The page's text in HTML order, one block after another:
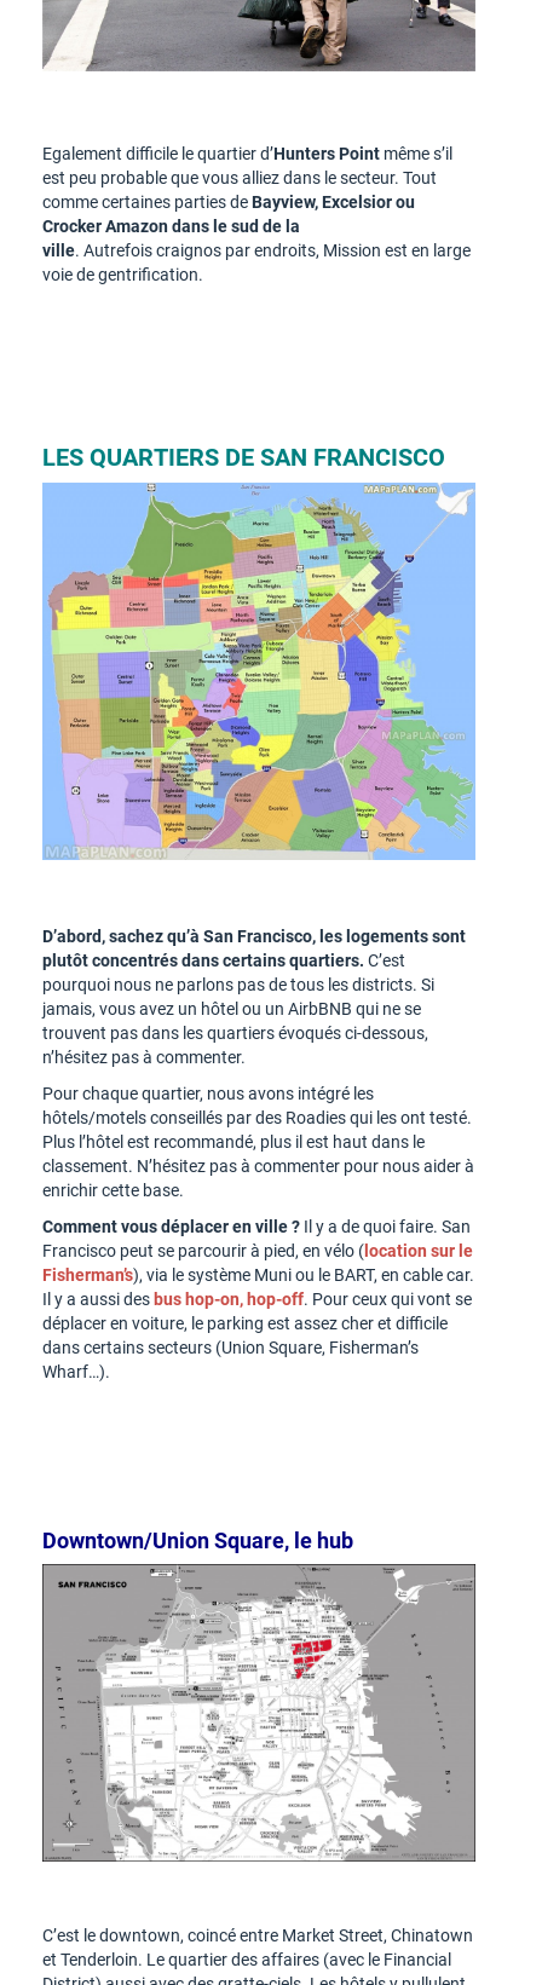
Egalement difficile le quartier d’Hunters Point même s’il
est peu probable que vous alliez dans le secteur. Tout
comme certaines parties deBayview, Excelsior ou
Crocker Amazon dans le sud de la
ville. Autrefois craignos par endroits, Mission est en large
voie de gentrification.
LES QUARTIERS DE SAN FRANCISCO
D’abord, sachez qu’à San Francisco, les logements sont
plutôt concentrés dans certains quartiers. C’est
pourquoi nous ne parlons pas de tous les districts. Si
jamais, vous avez un hôtel ou un AirbBNB qui ne se
trouvent pas dans les quartiers évoqués ci-dessous,
n’hésitez pas à commenter.
Pour chaque quartier, nous avons intégré les
hôtels/motels conseillés par des Roadies qui les ont testé.
Plus l’hôtel est recommandé, plus il est haut dans le
classement. N’hésitez pas à commenter pour nous aider à
enrichir cette base.
Comment vous déplacer en ville ? Il y a de quoi faire. San
Francisco peut se parcourir à pied, en vélo ( location sur le
Fisherman’s), via le système Muni ou le BART, en cable car.
Il y a aussi des bus hop-on, hop-off. Pour ceux qui vont se
déplacer en voiture, le parking est assez cher et difficile
dans certains secteurs (Union Square, Fisherman’s
Wharf…).
Downtown/Union Square, le hub
C’est le downtown, coincé entre Market Street, Chinatown
et Tenderloin. Le quartier des affaires (avec le Financial